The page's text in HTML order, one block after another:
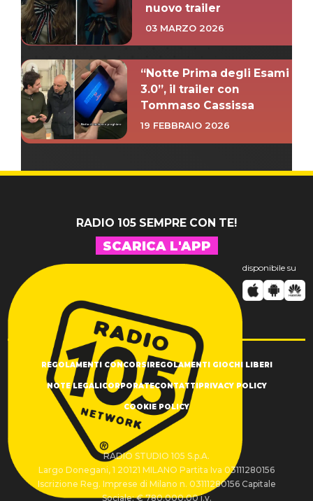
nuovo trailer
03 MARZO 2026
“Notte Prima degli Esami
3.0”, il trailer con
Tommaso Cassissa
19 FEBBRAIO 2026
RADIO 105 SEMPRE CON TE!
SCARICA L'APP
disponibile su
REGOLAMENTI CONCORSIREGOLAMENTI GIOCHI LIBERI
NOTE LEGALICORPORATECONTATTIPRIVACY POLICY
COOKIE POLICY
RADIO STUDIO 105 S.p.A.
Largo Donegani, 1 20121 MILANO Partita Iva 03111280156
Iscrizione Reg. Imprese di Milano n. 03111280156 Capitale
Sociale: € 780.000,00 i.v.